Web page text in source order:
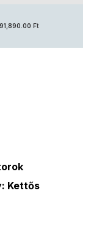
91,890.00 Ft
Kettős